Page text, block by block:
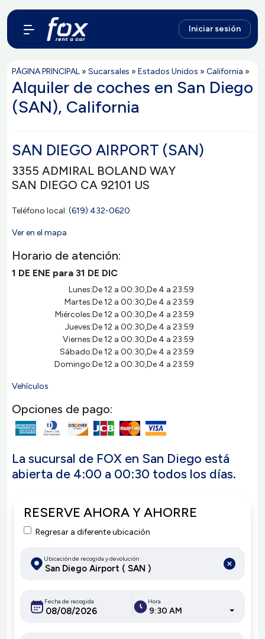
Iniciar sesión
PÁGINA PRINCIPAL » Sucarsales » Estados Unidos » California »
Alquiler de coches en San Diego
(SAN), California
SAN DIEGO AIRPORT (SAN)
3355 ADMIRAL BOLAND WAY
SAN DIEGO CA 92101 US
Teléfono local: (619) 432-0620
Ver en el mapa
Horario de atención:
1 DE ENE para 31 DE DIC
Lunes:De 12 a 00:30,De 4 a 23:59
Martes:De 12 a 00:30,De 4 a 23:59
Miércoles:De 12 a 00:30,De 4 a 23:59
Jueves:De 12 a 00:30,De 4 a 23:59
Viernes:De 12 a 00:30,De 4 a 23:59
Sábado:De 12 a 00:30,De 4 a 23:59
Domingo:De 12 a 00:30,De 4 a 23:59
Vehículos
Opciones de pago:
La sucursal de FOX en San Diego está
abierta de 4:00 a 00:30 todos los días.
RESERVE AHORA Y AHORRE
Regresar a diferente ubicación
Ubicación de recogida y devolución
Fecha de recogida Hora
9:30 AM